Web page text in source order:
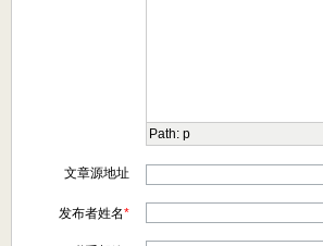
Path: p
文章源地址
发布者姓名*